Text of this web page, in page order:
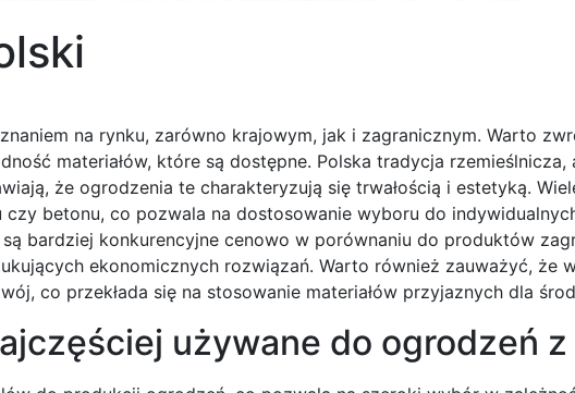
na rynku, zarówno krajowym, jak i zagranicznym. Warto
materiałów, które są dostępne. Polska tradycja rzemieślnicza,
że ogrodzenia te charakteryzują się trwałością i estetyką.
betonu, co pozwala na dostosowanie wyboru do
bardziej konkurencyjne cenowo w porównaniu do produktów
ekonomicznych rozwiązań. Warto również zauważyć, że
co przekłada się na stosowanie materiałów przyjaznych dla
używane do ogrodzeń z